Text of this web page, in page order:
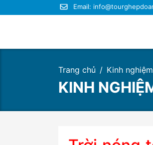
Email:
Trang chủ Kinh
KINH